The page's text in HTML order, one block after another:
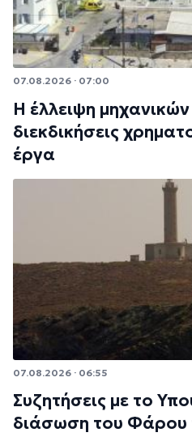
07.08.2026 · 07:00
Η έλλειψη
διεκδικήσεις
έργα
07.08.2026 · 06:55
Συζητήσεις με το
διάσωση του Φάρου